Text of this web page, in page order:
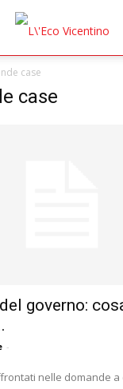
case
case
governo:
-
nelle domande a